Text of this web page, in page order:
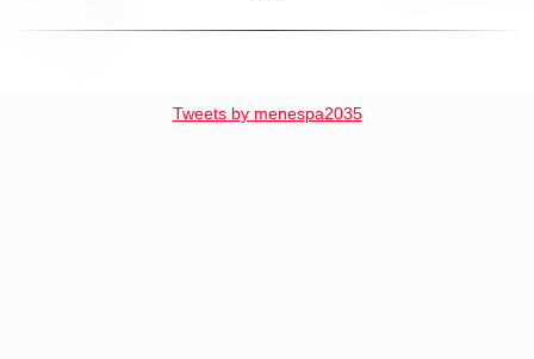
Tweets by menespa2035